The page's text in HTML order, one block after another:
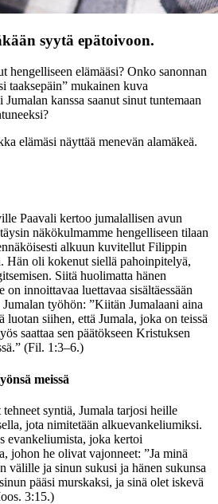
syytä epätoivoon.
hengelliseen elämääsi? Onko sanonnan
taaksepäin” mukainen kuva
kanssa saanut sinut tuntemaan
elämäsi näyttää menevän alamäkeä.
Paavali kertoo jumalallisen avun
näkökulmamme hengelliseen tilaan
alkuun kuvitellut Filippin
Hän oli kokenut siellä pahoinpitelyä,
Siitä huolimatta hänen
innoittavaa luettavaa sisältäessään
työhön: ”Kiitän Jumalaani aina
siihen, että Jumala, joka on teissä
saattaa sen päätökseen Kristuksen
(Fil. 1:3–6.)
meissä
syntiä, Jumala tarjosi heille
jota nimitetään alkuevankeliumiksi.
evankeliumista, joka kertoi
johon he olivat vajonneet: ”Ja minä
välille ja sinun sukusi ja hänen sukunsa
pääsi murskaksi, ja sinä olet iskevä
3:15.)